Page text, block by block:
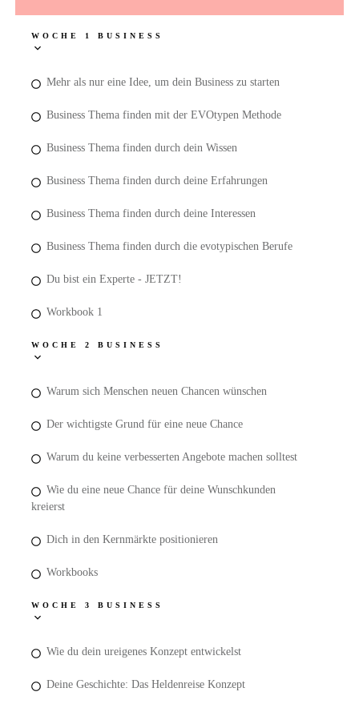
WOCHE 1 BUSINESS
Mehr als nur eine Idee, um dein Business zu starten
Business Thema finden mit der EVOtypen Methode
Business Thema finden durch dein Wissen
Business Thema finden durch deine Erfahrungen
Business Thema finden durch deine Interessen
Business Thema finden durch die evotypischen Berufe
Du bist ein Experte - JETZT!
Workbook 1
WOCHE 2 BUSINESS
Warum sich Menschen neuen Chancen wünschen
Der wichtigste Grund für eine neue Chance
Warum du keine verbesserten Angebote machen solltest
Wie du eine neue Chance für deine Wunschkunden
kreierst
Dich in den Kernmärkte positionieren
Workbooks
WOCHE 3 BUSINESS
Wie du dein ureigenes Konzept entwickelst
Deine Geschichte: Das Heldenreise Konzept